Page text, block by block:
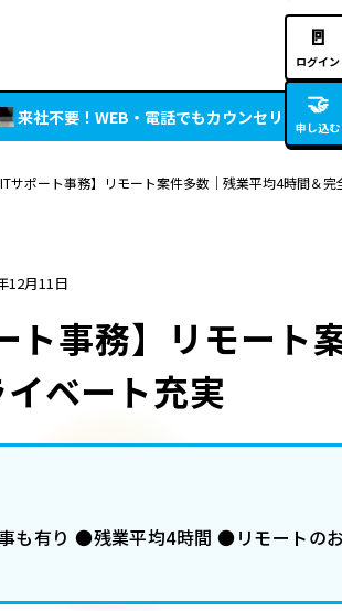
🚪
ログイン
🤝
申し込む
来社不要！WEB・電話でもカウンセリング実
ITサポート事務】リモート案件多数｜残業平均4時間＆
12月11日
ト事務】リモート
ベート充実
も有り ●残業平均4時間 ●リモートの